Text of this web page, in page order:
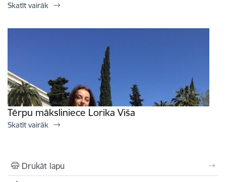
Skatīt vairāk
Tērpu māksliniece Lorika Viša
Skatīt vairāk
Drukāt lapu